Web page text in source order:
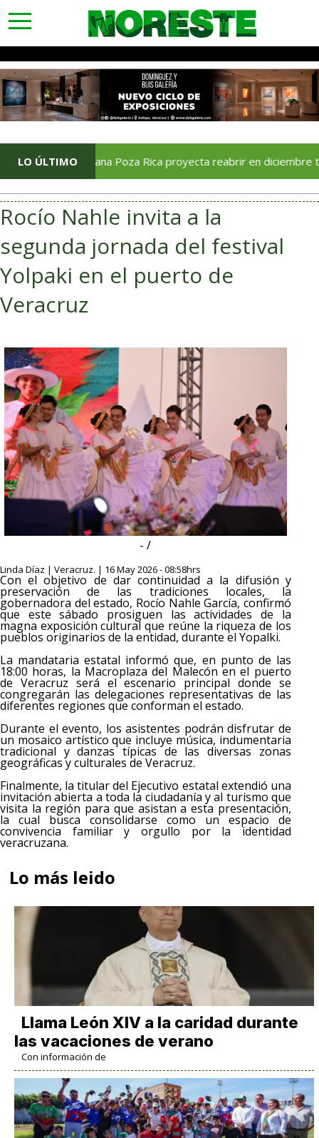
toggle
navigation
LO ÚLTIMO
Soriana Poza Rica proyecta reabrir en diciembre tras
Rocío Nahle invita a la
segunda jornada del festival
Yolpaki en el puerto de
Veracruz
- /
Linda Díaz | Veracruz. | 16 May 2026 - 08:58hrs
Con el objetivo de dar continuidad a la difusión y
preservación de las tradiciones locales, la
gobernadora del estado, Rocío Nahle García, confirmó
que este sábado prosiguen las actividades de la
magna exposición cultural que reúne la riqueza de los
pueblos originarios de la entidad, durante el Yopalki.
​La mandataria estatal informó que, en punto de las
18:00 horas, la Macroplaza del Malecón en el puerto
de Veracruz será el escenario principal donde se
congregarán las delegaciones representativas de las
diferentes regiones que conforman el estado.
​Durante el evento, los asistentes podrán disfrutar de
un mosaico artístico que incluye música, indumentaria
tradicional y danzas típicas de las diversas zonas
geográficas y culturales de Veracruz.
​Finalmente, la titular del Ejecutivo estatal extendió una
invitación abierta a toda la ciudadanía y al turismo que
visita la región para que asistan a esta presentación,
la cual busca consolidarse como un espacio de
convivencia familiar y orgullo por la identidad
veracruzana.
Lo más leido
Llama León XIV a la caridad durante
las vacaciones de verano
Con información de